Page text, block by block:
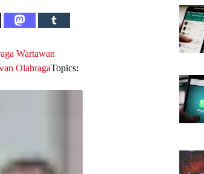
Wartawan
OlahragaTopics: